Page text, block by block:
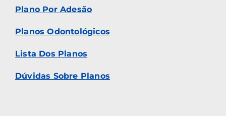
Plano Por Adesão
Planos Odontológicos
Lista Dos Planos
Dúvidas Sobre Planos